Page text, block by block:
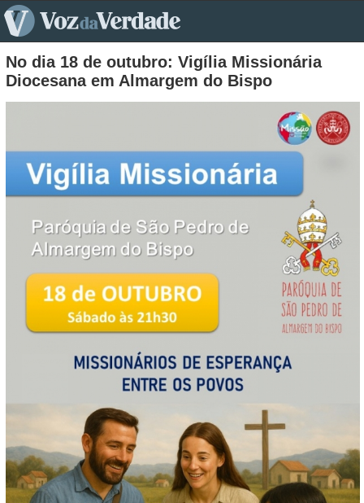
No dia 18 de outubro: Vigília Missionária
Diocesana em Almargem do Bispo